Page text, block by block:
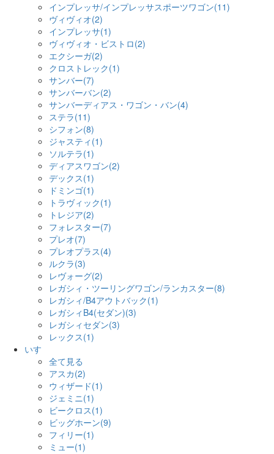
インプレッサ/インプレッサスポーツワゴン(11)
ヴィヴィオ(2)
インプレッサ(1)
ヴィヴィオ・ビストロ(2)
エクシーガ(2)
クロストレック(1)
サンバー(7)
サンバーバン(2)
サンバーディアス・ワゴン・バン(4)
ステラ(11)
シフォン(8)
ジャスティ(1)
ソルテラ(1)
ディアスワゴン(2)
デックス(1)
ドミンゴ(1)
トラヴィック(1)
トレジア(2)
フォレスター(7)
プレオ(7)
プレオプラス(4)
ルクラ(3)
レヴォーグ(2)
レガシィ・ツーリングワゴン/ランカスター(8)
レガシィ/B4アウトバック(1)
レガシィB4(セダン)(3)
レガシィセダン(3)
レックス(1)
いすゞ
全て見る
アスカ(2)
ウィザード(1)
ジェミニ(1)
ビークロス(1)
ビッグホーン(9)
フィリー(1)
ミュー(1)